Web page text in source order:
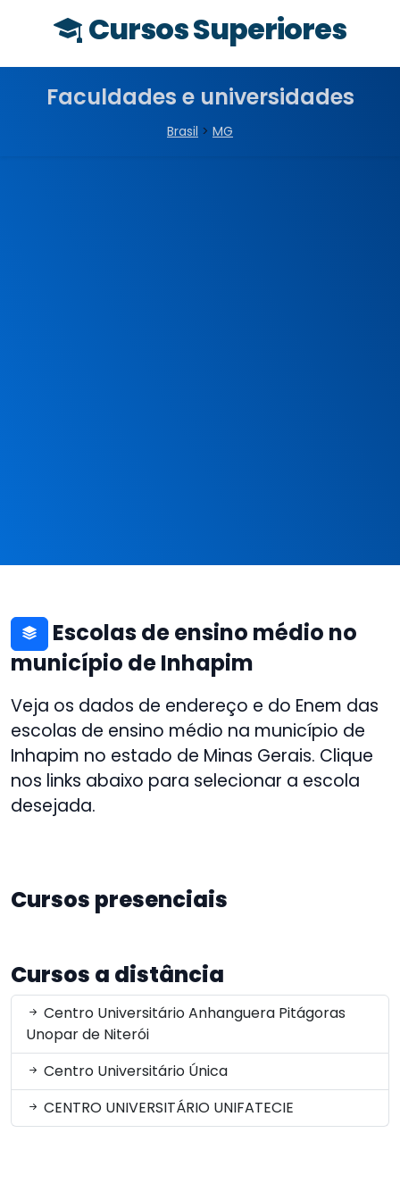
Cursos Superiores
Faculdades e universidades
Brasil > MG
Escolas de ensino médio no
município de Inhapim
Veja os dados de endereço e do Enem das
escolas de ensino médio na município de
Inhapim no estado de Minas Gerais. Clique
nos links abaixo para selecionar a escola
desejada.
Cursos presenciais
Cursos a distância
Centro Universitário Anhanguera Pitágoras
Unopar de Niterói
Centro Universitário Única
CENTRO UNIVERSITÁRIO UNIFATECIE